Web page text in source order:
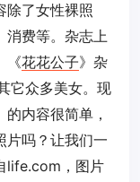
除了女性裸照
消费等。杂志上
《花花公子》杂
它众多美女。现
的内容很简单，
片吗？让我们一
life.com，图片